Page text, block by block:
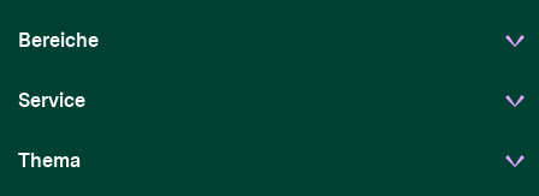
Bereiche
Service
Thema